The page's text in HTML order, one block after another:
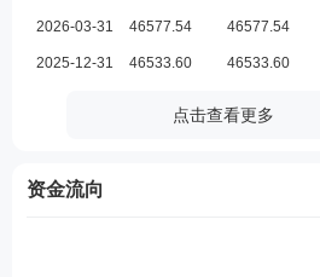
2026-03-31 46577.54 46577.54
2025-12-31 46533.60 46533.60
点击查看更多
资金流向